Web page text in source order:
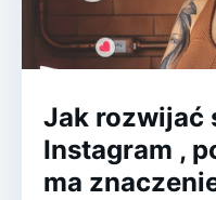
Jak rozwijać
Instagram ,
ma